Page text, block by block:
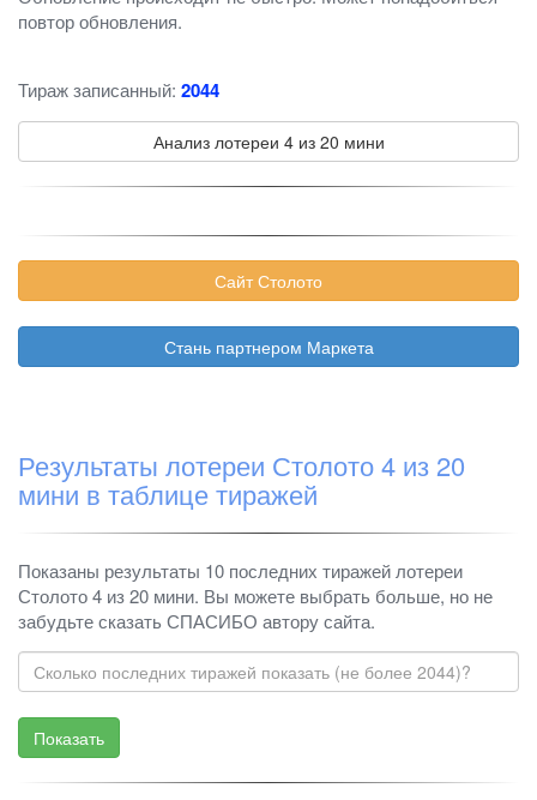
повтор обновления.
Тираж записанный: 2044
Анализ лотереи 4 из 20 мини
Сайт Столото
Стань партнером Маркета
Результаты лотереи Столото 4 из 20
мини в таблице тиражей
Показаны результаты 10 последних тиражей лотереи
Столото 4 из 20 мини. Вы можете выбрать больше, но не
забудьте сказать СПАСИБО автору сайта.